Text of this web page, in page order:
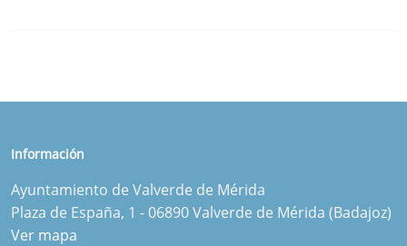
Información
Ayuntamiento de Valverde de Mérida
Plaza de España, 1 - 06890 Valverde de Mérida (Badajoz)
Ver mapa